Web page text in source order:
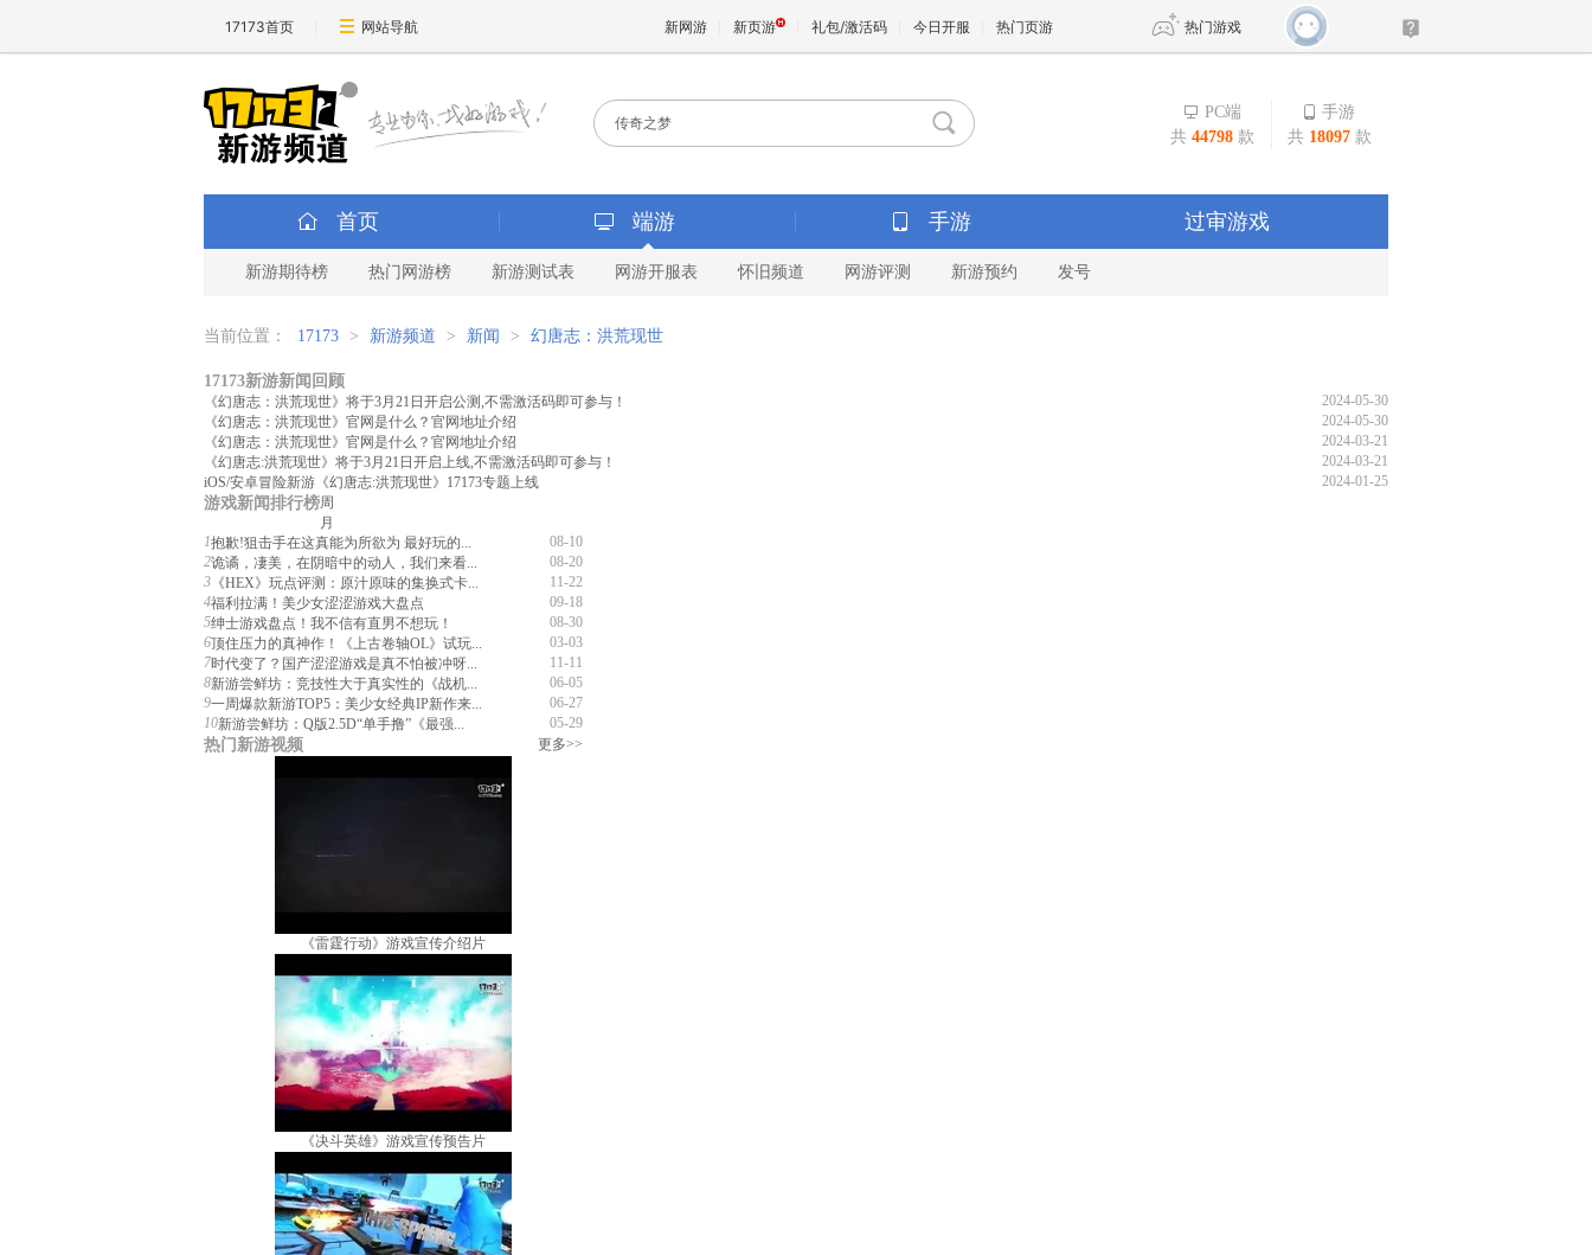
17173首页 网站导航 新网游 新页游 礼包/激活码 今日开服 热门页游 热门游戏
传奇4
新天龙八部
王权与自由
PC端
共 44798 款
手游
共 18097 款
首页 端游 手游 过审游戏
新游期待榜 热门网游榜 新游测试表 网游开服表 怀旧频道 网游评测 新游预约 发号
当前位置： 17173 > 新游频道 > 新闻 > 幻唐志：洪荒现世
17173新游新闻回顾
2024-05-30
《幻唐志：洪荒现世》将于3月21日开启公测,不需激活码即可参与！
2024-05-30
《幻唐志：洪荒现世》官网是什么？官网地址介绍
2024-03-21
《幻唐志：洪荒现世》官网是什么？官网地址介绍
2024-03-21
《幻唐志:洪荒现世》将于3月21日开启上线,不需激活码即可参与！
2024-01-25
iOS/安卓冒险新游《幻唐志:洪荒现世》17173专题上线
游戏新闻排行榜周
月
1
08-10
抱歉!狙击手在这真能为所欲为 最好玩的...
2
08-20
诡谲，凄美，在阴暗中的动人，我们来看...
3
11-22
《HEX》玩点评测：原汁原味的集换式卡...
4
09-18
福利拉满！美少女涩涩游戏大盘点
5
08-30
绅士游戏盘点！我不信有直男不想玩！
6
03-03
顶住压力的真神作！《上古卷轴OL》试玩...
7
11-11
时代变了？国产涩涩游戏是真不怕被冲呀...
8
06-05
新游尝鲜坊：竞技性大于真实性的《战机...
9
06-27
一周爆款新游TOP5：美少女经典IP新作来...
10
05-29
新游尝鲜坊：Q版2.5D“单手撸”《最强...
热门新游视频 更多>>
《雷霆行动》游戏宣传介绍片
《决斗英雄》游戏宣传预告片